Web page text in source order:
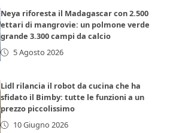
Neya riforesta il Madagascar con 2.500
ettari di mangrovie: un polmone verde
grande 3.300 campi da calcio
5 Agosto 2026
Lidl rilancia il robot da cucina che ha
sfidato il Bimby: tutte le funzioni a un
prezzo piccolissimo
10 Giugno 2026